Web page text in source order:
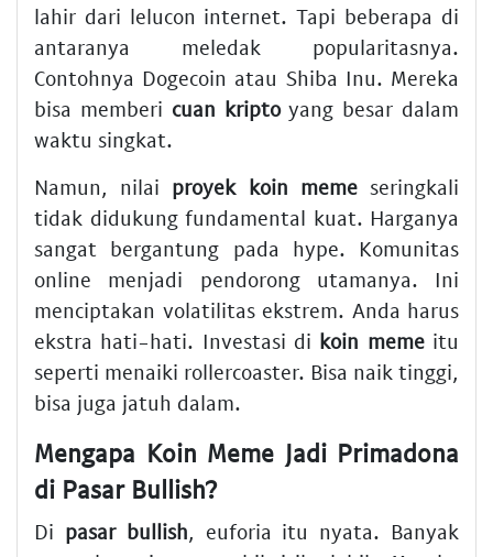
lahir dari lelucon internet. Tapi beberapa di
antaranya meledak popularitasnya.
Contohnya Dogecoin atau Shiba Inu. Mereka
bisa memberi cuan kriptoyang besar dalam
waktu singkat.
Namun, nilai proyek koin memeseringkali
tidak didukung fundamental kuat. Harganya
sangat bergantung pada hype. Komunitas
online menjadi pendorong utamanya. Ini
menciptakan volatilitas ekstrem. Anda harus
ekstra hati-hati. Investasi di koin memeitu
seperti menaiki rollercoaster. Bisa naik tinggi,
bisa juga jatuh dalam.
Mengapa Koin Meme Jadi Primadona
di Pasar Bullish?
Di pasar bullish, euforia itu nyata. Banyak